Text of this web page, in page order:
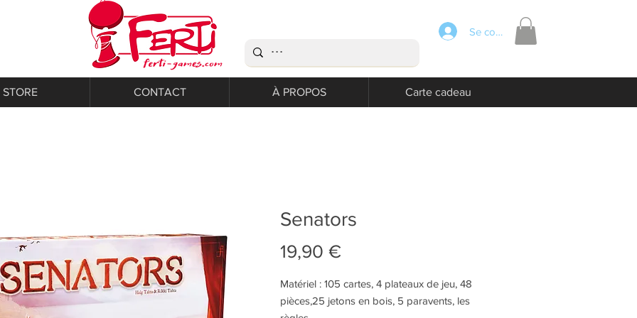
Se connecter
STORE CONTACT À PROPOS Carte cadeau
Senators
19,90 €
Matériel : 105 cartes, 4 plateaux de jeu, 48
pièces,25 jetons en bois, 5 paravents, les